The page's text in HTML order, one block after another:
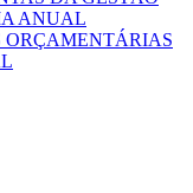
ANUAL
ORÇAMENTÁRIAS